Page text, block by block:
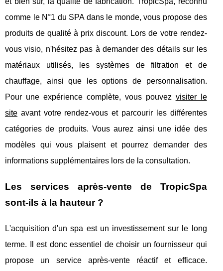
comme le N°1 du SPA dans le monde, vous propose des
produits de qualité à prix discount. Lors de votre rendez-
vous visio, n'hésitez pas à demander des détails sur les
matériaux utilisés, les systèmes de filtration et de
chauffage, ainsi que les options de personnalisation.
Pour une expérience complète, vous pouvez visiter le
site avant votre rendez-vous et parcourir les différentes
catégories de produits. Vous aurez ainsi une idée des
modèles qui vous plaisent et pourrez demander des
informations supplémentaires lors de la consultation.
Les services après-vente de TropicSpa
sont-ils à la hauteur ?
L'acquisition d'un spa est un investissement sur le long
terme. Il est donc essentiel de choisir un fournisseur qui
propose un service après-vente réactif et efficace.